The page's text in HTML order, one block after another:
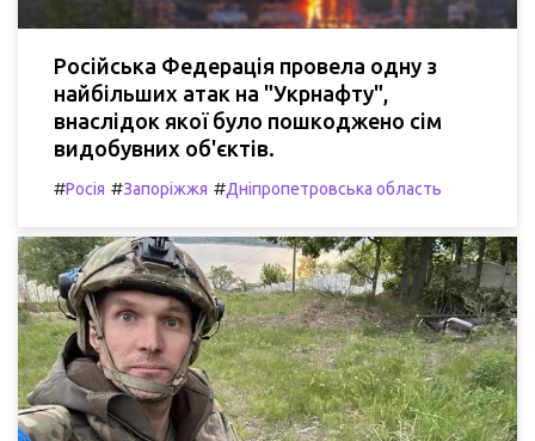
Російська Федерація провела одну з
найбільших атак на "Укрнафту",
внаслідок якої було пошкоджено сім
видобувних об'єктів.
#Росія #Запоріжжя #Дніпропетровська область